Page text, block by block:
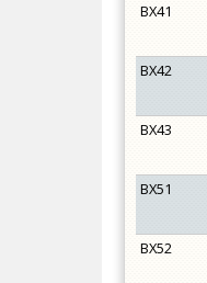
BX41
BX42
BX43
BX51
BX52